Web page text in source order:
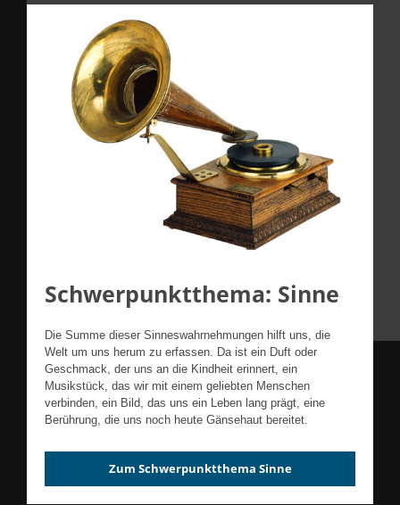
Schwerpunktthema: Sinne
Die Summe dieser Sinneswahrnehmungen hilft uns, die
Welt um uns herum zu erfassen. Da ist ein Duft oder
Geschmack, der uns an die Kindheit erinnert, ein
Musikstück, das wir mit einem geliebten Menschen
verbinden, ein Bild, das uns ein Leben lang prägt, eine
Berührung, die uns noch heute Gänsehaut bereitet.
Zum Schwerpunktthema Sinne